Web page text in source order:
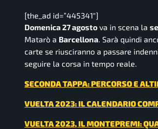
[the_ad id=”445341″]
Domenica 27 agosto va in scena la
Matarò a Barcellona. Sarà quindi
carte se riusciranno a passare
seguire la corsa in tempo reale.
SECONDA TAPPA: PERCORSO E
VUELTA 2023: IL CALENDARIO
VUELTA 2023, IL MONTEPREMI: